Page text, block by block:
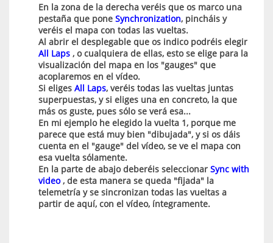
En la zona de la derecha veréis que os marco una
pestaña que pone Synchronization, pincháis y
veréis el mapa con todas las vueltas.
Al abrir el desplegable que os indico podréis elegir
All Laps , o cualquiera de ellas, esto se elige para la
visualización del mapa en los "gauges" que
acoplaremos en el vídeo.
Si eliges All Laps, veréis todas las vueltas juntas
superpuestas, y si eliges una en concreto, la que
más os guste, pues sólo se verá esa...
En mi ejemplo he elegido la vuelta 1, porque me
parece que está muy bien "dibujada", y si os dáis
cuenta en el "gauge" del vídeo, se ve el mapa con
esa vuelta sólamente.
En la parte de abajo deberéis seleccionar Sync with
video, de esta manera se queda "fijada" la
telemetría y se sincronizan todas las vueltas a
partir de aquí, con el vídeo, íntegramente.